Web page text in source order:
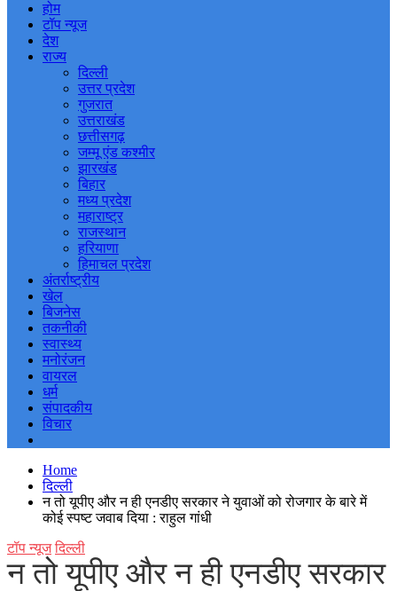
होम
टॉप न्यूज
देश
राज्य
दिल्ली
उत्तर प्रदेश
गुजरात
उत्तराखंड
छत्तीसगढ़
जम्मू एंड कश्मीर
झारखंड
बिहार
मध्य प्रदेश
महाराष्ट्र
राजस्थान
हरियाणा
हिमाचल प्रदेश
अंतर्राष्ट्रीय
खेल
बिजनेस
तकनीकी
स्वास्थ्य
मनोरंजन
वायरल
धर्म
संपादकीय
विचार
Home
दिल्ली
न तो यूपीए और न ही एनडीए सरकार ने युवाओं को रोजगार के बारे में
कोई स्पष्ट जवाब दिया : राहुल गांधी
टॉप न्यूज दिल्ली
न तो यूपीए और न ही एनडीए सरकार